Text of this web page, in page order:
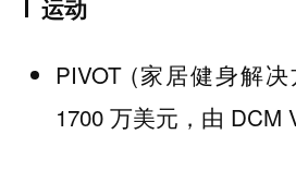
运动
PIVOT (家居健身解
1700 万美元，由 DCM